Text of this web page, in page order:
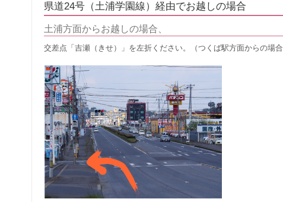
県道24号（土浦学園線）経由でお越しの場合
土浦方面からお越しの場合、
交差点「吉瀬（きせ）」を左折ください。（つくば駅方面からの場合